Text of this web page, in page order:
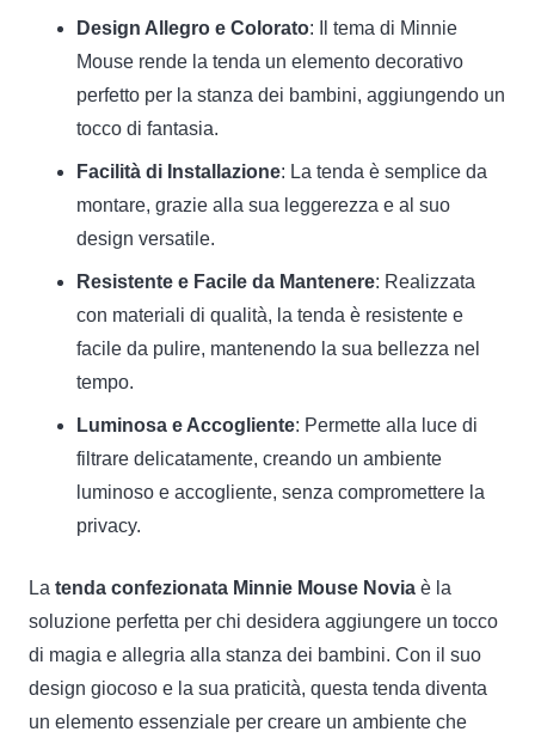
Design Allegro e Colorato: Il tema di Minnie
Mouse rende la tenda un elemento decorativo
perfetto per la stanza dei bambini, aggiungendo un
tocco di fantasia.
Facilità di Installazione: La tenda è semplice da
montare, grazie alla sua leggerezza e al suo
design versatile.
Resistente e Facile da Mantenere: Realizzata
con materiali di qualità, la tenda è resistente e
facile da pulire, mantenendo la sua bellezza nel
tempo.
Luminosa e Accogliente: Permette alla luce di
filtrare delicatamente, creando un ambiente
luminoso e accogliente, senza compromettere la
privacy.
La tenda confezionata Minnie Mouse Novia è la
soluzione perfetta per chi desidera aggiungere un tocco
di magia e allegria alla stanza dei bambini. Con il suo
design giocoso e la sua praticità, questa tenda diventa
un elemento essenziale per creare un ambiente che